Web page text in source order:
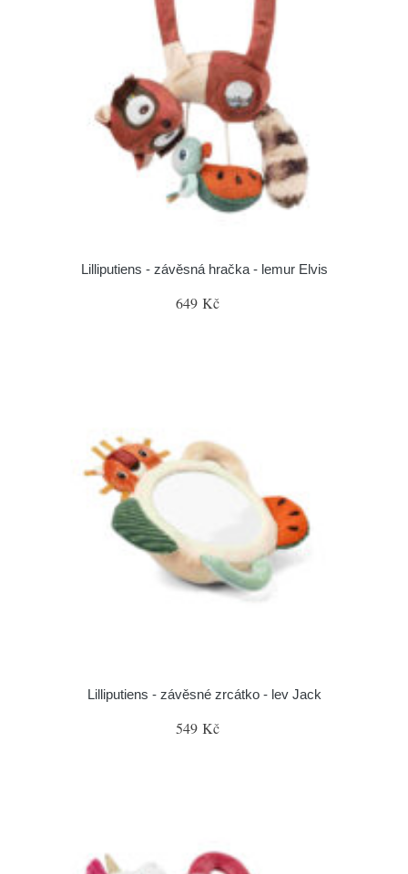
Lilliputiens - závěsná hračka - lemur Elvis
649 Kč
Lilliputiens - závěsné zrcátko - lev Jack
549 Kč